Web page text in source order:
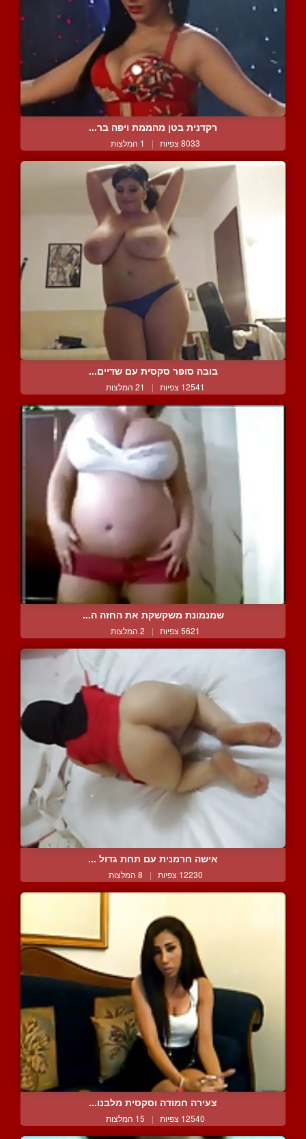
רקדנית בטן מהממת ויפה בר...
8033 צפיות | 1 המלצות
בובה סופר סקסית עם שדיים...
12541 צפיות | 21 המלצות
שמנמונת משקשקת את החזה ה...
5621 צפיות | 2 המלצות
אישה חרמנית עם תחת גדול ...
12230 צפיות | 8 המלצות
צעירה חמודה וסקסית מלבנו...
12540 צפיות | 15 המלצות